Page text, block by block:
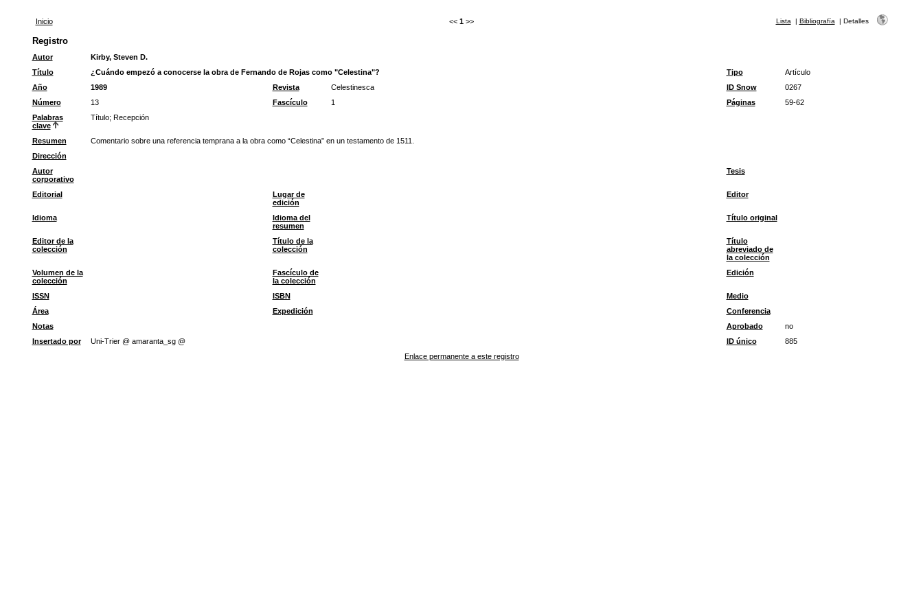
Inicio << 1 >> Lista | Bibliografía | Detalles
Registro
Autor
Kirby, Steven D.
Título
¿Cuándo empezó a conocerse la obra de Fernando de Rojas como "Celestina"? Tipo
Artículo
Año
1989 Revista Celestinesca ID Snow
0267
Número
13 Fascículo 1 Páginas
59-62
Palabras
clave
Título; Recepción
Resumen
Comentario sobre una referencia temprana a la obra como “Celestina” en un testamento de 1511.
Dirección
Autor
corporativo
Tesis
Editorial
Lugar de
edición
Editor
Idioma
Idioma del
resumen
Título original
Editor de la
colección
Título de la
colección
Título
abreviado de
la colección
Volumen de la
colección
Fascículo de
la colección
Edición
ISSN ISBN
Medio
Área
Expedición
Conferencia
Notas
Aprobado
no
Insertado por
Uni-Trier @ amaranta_sg @ ID único
885
Enlace permanente a este registro